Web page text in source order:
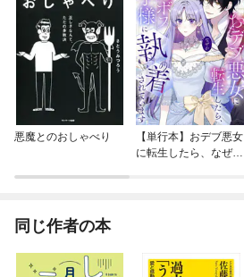
悪魔とのおしゃべり
【単行本】おデブ悪女
に転生したら、なぜか
同じ作者の本